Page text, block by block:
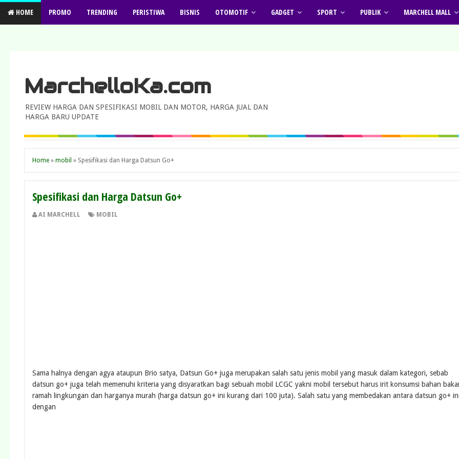
HOME PROMO TRENDING PERISTIWA BISNIS OTOMOTIF GADGET SPORT PUBLIK MARCHELL MALL
MarchelloKa.com
REVIEW HARGA DAN SPESIFIKASI MOBIL DAN MOTOR, HARGA JUAL DAN
HARGA BARU UPDATE
Home » mobil » Spesifikasi dan Harga Datsun Go+
Spesifikasi dan Harga Datsun Go+
AI MARCHELL MOBIL
Sama halnya dengan agya ataupun Brio satya, Datsun Go+ juga merupakan salah satu jenis mobil yang masuk dalam kategori, sebab
datsun go+ juga telah memenuhi kriteria yang disyaratkan bagi sebuah mobil LCGC yakni mobil tersebut harus irit konsumsi bahan
ramah lingkungan dan harganya murah (harga datsun go+ ini kurang dari 100 juta). Salah satu yang membedakan antara datsun go+
dengan